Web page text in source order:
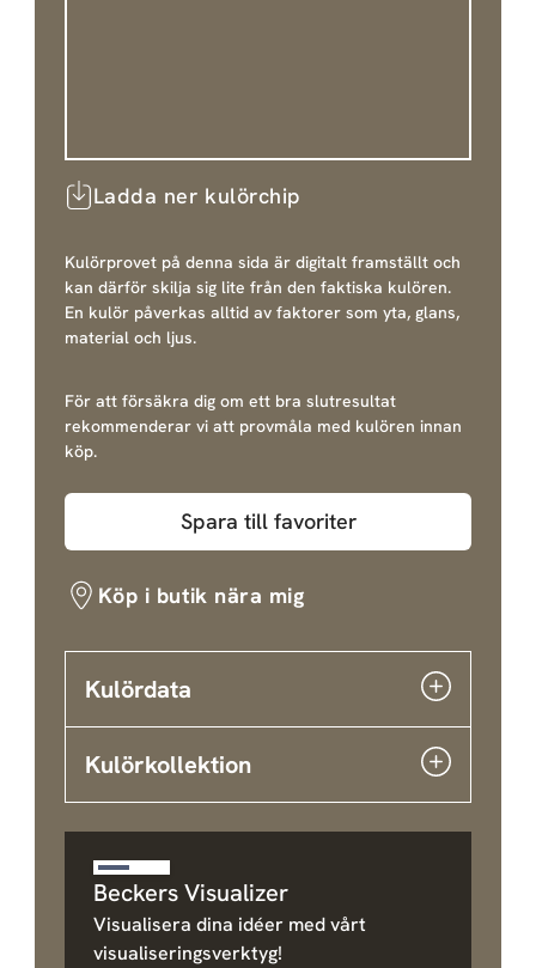
Ladda ner kulörchip
Kulörprovet på denna sida är digitalt framställt och
kan därför skilja sig lite från den faktiska kulören.
En kulör påverkas alltid av faktorer som yta, glans,
material och ljus.
För att försäkra dig om ett bra slutresultat
rekommenderar vi att provmåla med kulören innan
köp.
Spara till favoriter
Köp i butik nära mig
Kulördata
Kulörkollektion
Beckers Visualizer
Visualisera dina idéer med vårt
visualiseringsverktyg!